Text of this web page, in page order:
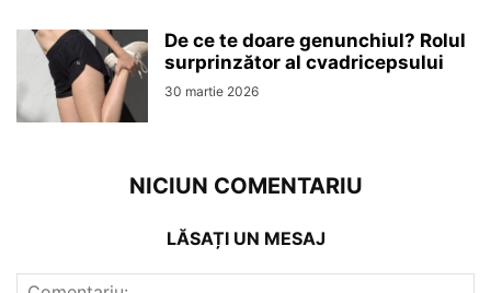
De ce te doare genunchiul? Rolul
surprinzător al cvadricepsului
30 martie 2026
NICIUN COMENTARIU
LĂSAȚI UN MESAJ